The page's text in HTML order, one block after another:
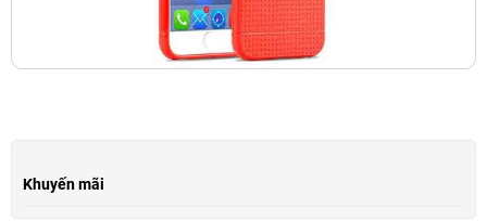
Khuyến mãi